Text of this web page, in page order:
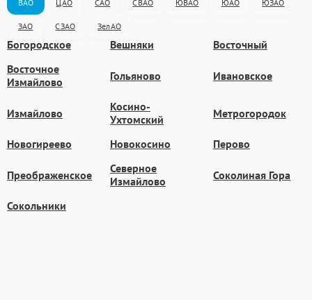
ВАО ЦАО САО СВАО ЮВАО ЮАО ЮЗАО
ЗАО СЗАО ЗелАО
Богородское Вешняки
Восточный
Восточное
Измайлово
Гольяново Ивановское
Измайлово
Косино-
Ухтомский
Метрогородок
Новогиреево Новокосино Перово
Преображенское
Северное
Измайлово
Соколиная Гора
Сокольники